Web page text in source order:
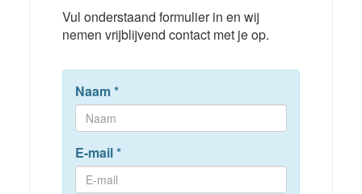
Vul onderstaand formulier in en wij
nemen vrijblijvend contact met je op.
Naam*
E-mail*